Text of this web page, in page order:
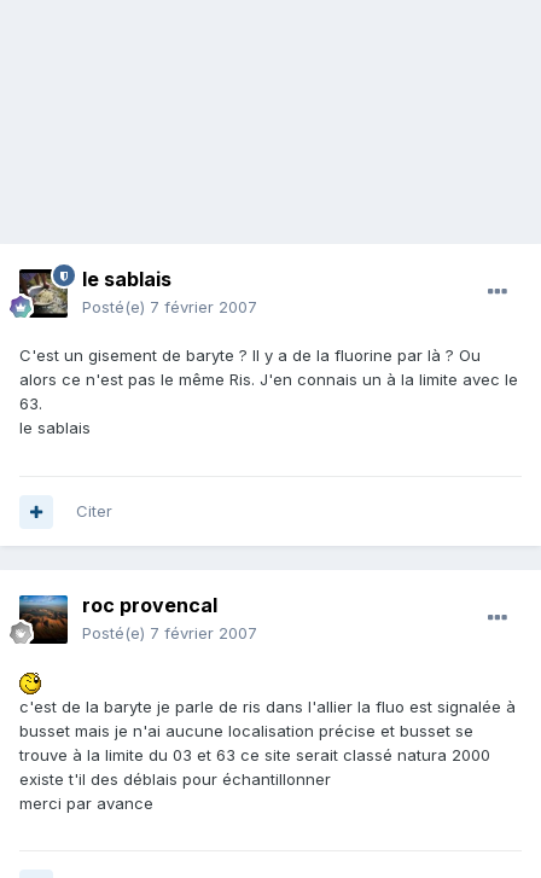
le sablais
Posté(e) 7 février 2007
C'est un gisement de baryte ? Il y a de la fluorine par là ? Ou
alors ce n'est pas le même Ris. J'en connais un à la limite avec le
63.
le sablais
Citer
roc provencal
Posté(e) 7 février 2007
c'est de la baryte je parle de ris dans l'allier la fluo est signalée à
busset mais je n'ai aucune localisation précise et busset se
trouve à la limite du 03 et 63 ce site serait classé natura 2000
existe t'il des déblais pour échantillonner
merci par avance